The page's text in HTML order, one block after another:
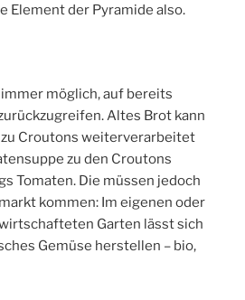
Element der Pyramide also.
möglich, auf bereits
Altes Brot kann
Croutons weiterverarbeitet
zu den Croutons
Tomaten. Die müssen jedoch
kommen: Im eigenen oder
Garten lässt sich
Gemüse herstellen – bio,